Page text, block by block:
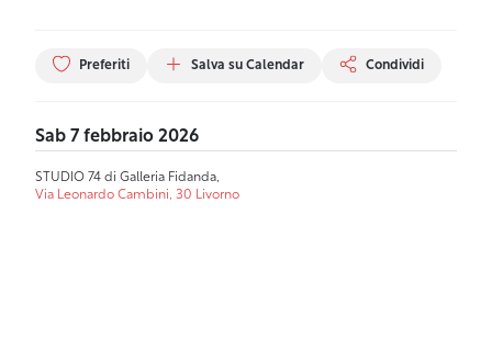
Preferiti Salva su Calendar Condividi
Sab 7 febbraio 2026
STUDIO 74 di Galleria Fidanda,
Via Leonardo Cambini, 30 Livorno